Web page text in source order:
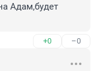
Адам,будет
+0 –0